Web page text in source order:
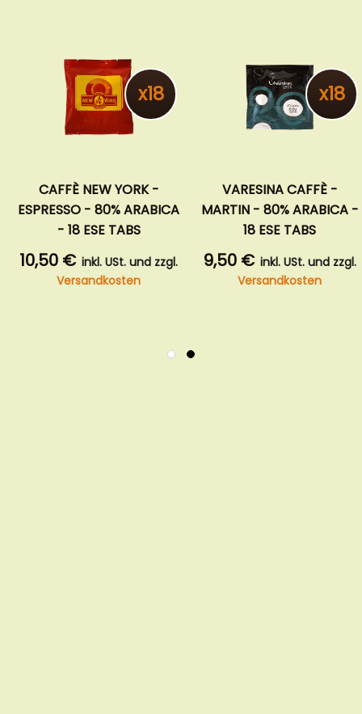
x18
CAFFÈ NEW YORK -
ESPRESSO - 80% ARABICA
- 18 ESE TABS
10,50 € inkl. USt. und zzgl.
Versandkosten
x18
VARESINA CAFFÈ -
MARTIN - 80% ARABICA -
18 ESE TABS
9,50 € inkl. USt. und zzgl.
Versandkosten